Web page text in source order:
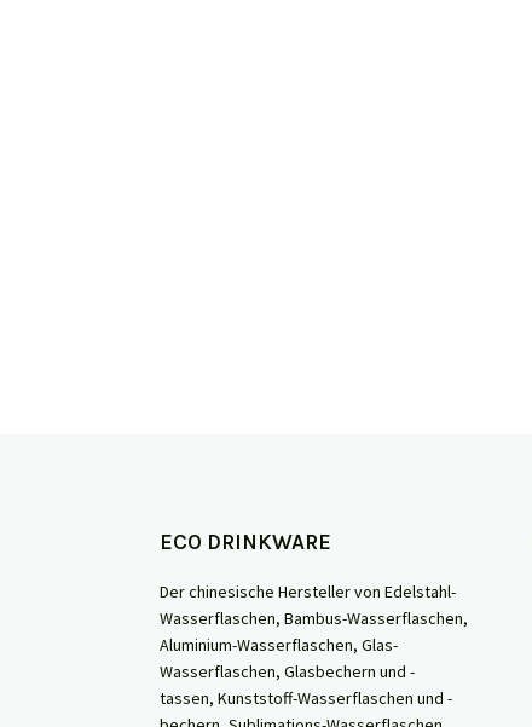
ECO DRINKWARE
Der chinesische Hersteller von Edelstahl-
Wasserflaschen, Bambus-Wasserflaschen,
Aluminium-Wasserflaschen, Glas-
Wasserflaschen, Glasbechern und -
tassen, Kunststoff-Wasserflaschen und -